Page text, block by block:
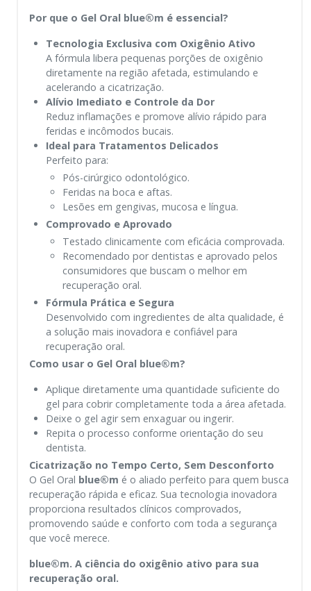
Por que o Gel Oral blue®m é essencial?
Tecnologia Exclusiva com Oxigênio Ativo
A fórmula libera pequenas porções de oxigênio
diretamente na região afetada, estimulando e
acelerando a cicatrização.
Alívio Imediato e Controle da Dor
Reduz inflamações e promove alívio rápido para
feridas e incômodos bucais.
Ideal para Tratamentos Delicados
Perfeito para:
Pós-cirúrgico odontológico.
Feridas na boca e aftas.
Lesões em gengivas, mucosa e língua.
Comprovado e Aprovado
Testado clinicamente com eficácia comprovada.
Recomendado por dentistas e aprovado pelos
consumidores que buscam o melhor em
recuperação oral.
Fórmula Prática e Segura
Desenvolvido com ingredientes de alta qualidade, é
a solução mais inovadora e confiável para
recuperação oral.
Como usar o Gel Oral blue®m?
Aplique diretamente uma quantidade suficiente do
gel para cobrir completamente toda a área afetada.
Deixe o gel agir sem enxaguar ou ingerir.
Repita o processo conforme orientação do seu
dentista.
Cicatrização no Tempo Certo, Sem Desconforto
O Gel Oral blue®m é o aliado perfeito para quem busca
recuperação rápida e eficaz. Sua tecnologia inovadora
proporciona resultados clínicos comprovados,
promovendo saúde e conforto com toda a segurança
que você merece.
blue®m. A ciência do oxigênio ativo para sua
recuperação oral.